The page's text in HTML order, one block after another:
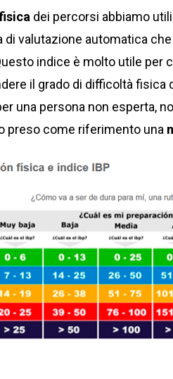
dei percorsi abbiamo
di valutazione automatica
indice è molto utile
il grado di difficoltà
una persona non esperta,
preso come riferimento una